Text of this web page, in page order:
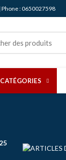
Phone : 0650027598